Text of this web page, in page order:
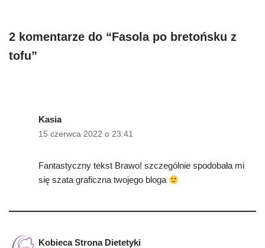
2 komentarze do “Fasola po bretońsku z
tofu”
Kasia
15 czerwca 2022 o 23:41
Fantastyczny tekst Brawo! szczególnie spodobała mi
się szata graficzna twojego bloga
Kobieca Strona Dietetyki